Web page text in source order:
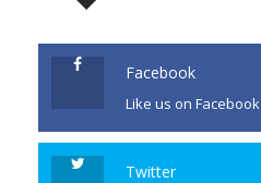
Facebook
Like us on Facebook
Twitter